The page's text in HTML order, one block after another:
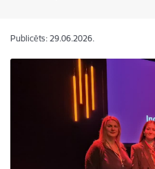
Publicēts: 29.06.2026.